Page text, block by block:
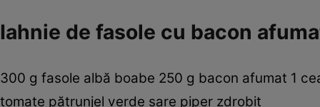
Iahnie de fasole cu bacon
300 g fasole albă boabe 250 g bacon afumat 1
tomate pătrunjel verde sare piper zdrobit